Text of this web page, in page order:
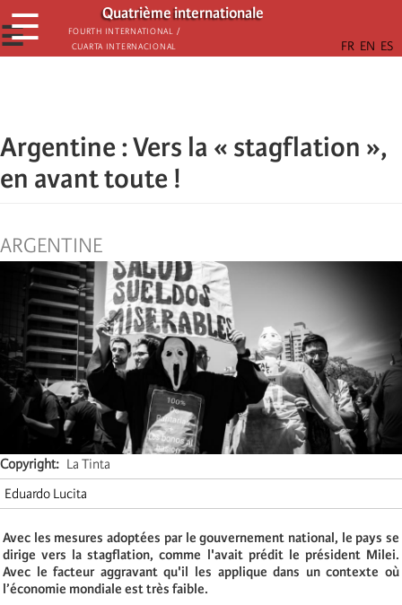
Passar
para
o
Quatrième internationale
Fourth International /
Cuarta Internacional
☰
☰
Argentine : Vers la « stagflation »,
en avant toute !
ARGENTINE
Copyright
La Tinta
Eduardo Lucita
Avec les mesures adoptées par le gouvernement national, le pays se
dirige vers la stagflation, comme l'avait prédit le président Milei.
Avec le facteur aggravant qu'il les applique dans un contexte où
l’économie mondiale est très faible.